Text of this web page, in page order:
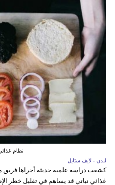
نظام
لندن - لايف ستايل
كشفت دراسة علمية حديثة أجراها فريق
غذائي نباتي قد يساهم في تقليل خطر